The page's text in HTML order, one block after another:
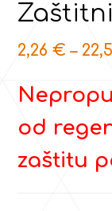
Zaštitni
2,26€ –
od
zaštitu